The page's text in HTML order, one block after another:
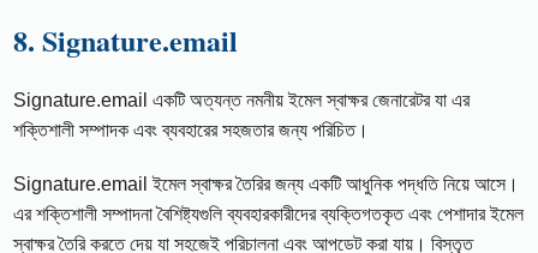
8. Signature.email
Signature.email একটি অত্যন্ত নমনীয় ইমেল স্বাক্ষর জেনারেটর যা এর
শক্তিশালী সম্পাদক এবং ব্যবহারের সহজতার জন্য পরিচিত।
Signature.email ইমেল স্বাক্ষর তৈরির জন্য একটি আধুনিক পদ্ধতি নিয়ে আসে।
এর শক্তিশালী সম্পাদনা বৈশিষ্ট্যগুলি ব্যবহারকারীদের ব্যক্তিগতকৃত এবং পেশাদার ইমেল
স্বাক্ষর তৈরি করতে দেয় যা সহজেই পরিচালনা এবং আপডেট করা যায়। বিস্তৃত